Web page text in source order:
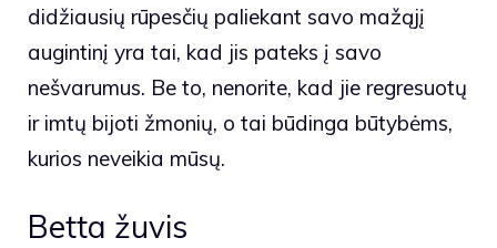
didžiausių rūpesčių paliekant savo mažąjį
augintinį yra tai, kad jis pateks į savo
nešvarumus. Be to, nenorite, kad jie regresuotų
ir imtų bijoti žmonių, o tai būdinga būtybėms,
kurios neveikia mūsų.
Betta žuvis